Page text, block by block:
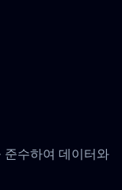
준수하여 데이터와